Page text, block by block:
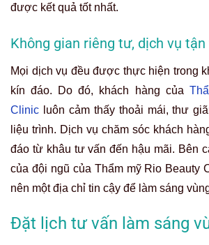
được kết quả tốt nhất.
Không gian riêng tư, dịch vụ
Mọi dịch vụ đều được thực hiện trong
kín đáo. Do đó, khách hàng của
Clinic luôn cảm thấy thoải mái, thư
liệu trình. Dịch vụ chăm sóc khách
đáo từ khâu tư vấn đến hậu mãi. Bên
của đội ngũ của Thẩm mỹ Rio Beauty
nên một địa chỉ tin cậy để làm sáng
Đặt lịch tư vấn làm sáng